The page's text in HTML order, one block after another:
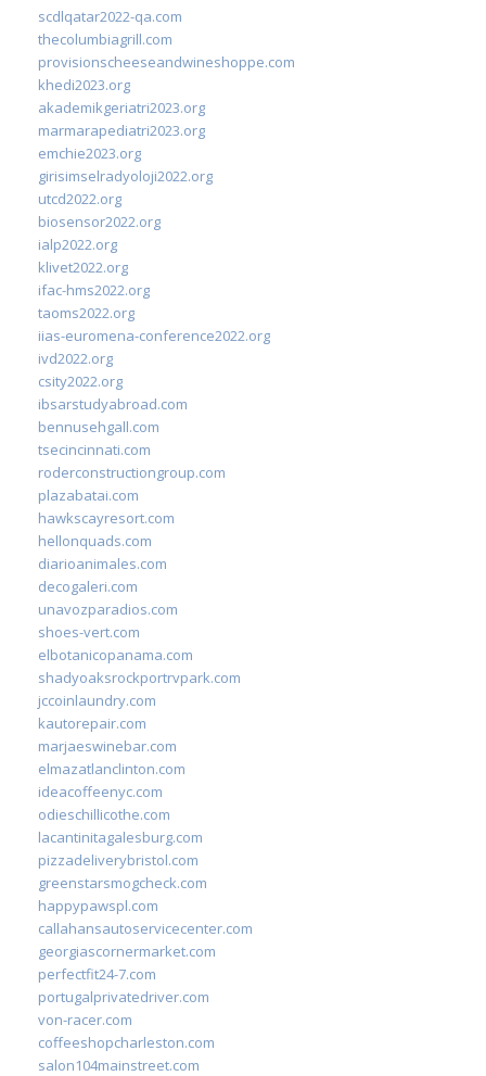
scdlqatar2022-qa.com
thecolumbiagrill.com
provisionscheeseandwineshoppe.com
khedi2023.org
akademikgeriatri2023.org
marmarapediatri2023.org
emchie2023.org
girisimselradyoloji2022.org
utcd2022.org
biosensor2022.org
ialp2022.org
klivet2022.org
ifac-hms2022.org
taoms2022.org
iias-euromena-conference2022.org
ivd2022.org
csity2022.org
ibsarstudyabroad.com
bennusehgall.com
tsecincinnati.com
roderconstructiongroup.com
plazabatai.com
hawkscayresort.com
hellonquads.com
diarioanimales.com
decogaleri.com
unavozparadios.com
shoes-vert.com
elbotanicopanama.com
shadyoaksrockportrvpark.com
jccoinlaundry.com
kautorepair.com
marjaeswinebar.com
elmazatlanclinton.com
ideacoffeenyc.com
odieschillicothe.com
lacantinitagalesburg.com
pizzadeliverybristol.com
greenstarsmogcheck.com
happypawspl.com
callahansautoservicecenter.com
georgiascornermarket.com
perfectfit24-7.com
portugalprivatedriver.com
von-racer.com
coffeeshopcharleston.com
salon104mainstreet.com